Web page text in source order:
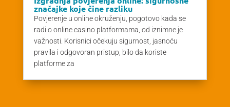
značajke koje čine razliku
Povjerenje u online okruženju, pogotovo kada se
radi o online casino platformama, od iznimne je
važnosti. Korisnici očekuju sigurnost, jasnoću
pravila i odgovoran pristup, bilo da koriste
platforme za